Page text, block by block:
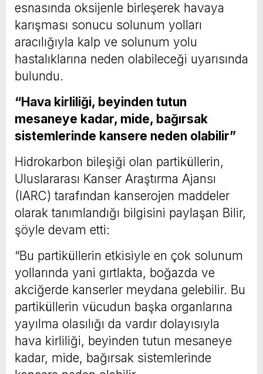
esnasında oksijenle birleşerek havaya
karışması sonucu solunum yolları
aracılığıyla kalp ve solunum yolu
hastalıklarına neden olabileceği uyarısında
bulundu.
“Hava kirliliği, beyinden tutun
mesaneye kadar, mide, bağırsak
sistemlerinde kansere neden olabilir”
Hidrokarbon bileşiği olan partiküllerin,
Uluslararası Kanser Araştırma Ajansı
(IARC) tarafından kanserojen maddeler
olarak tanımlandığı bilgisini paylaşan Bilir,
şöyle devam etti:
“Bu partiküllerin etkisiyle en çok solunum
yollarında yani gırtlakta, boğazda ve
akciğerde kanserler meydana gelebilir. Bu
partiküllerin vücudun başka organlarına
yayılma olasılığı da vardır dolayısıyla
hava kirliliği, beyinden tutun mesaneye
kadar, mide, bağırsak sistemlerinde